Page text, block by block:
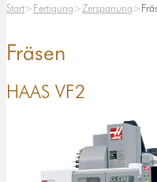
Start Fertigung Zerspanung
Fräsen
HAAS VF2